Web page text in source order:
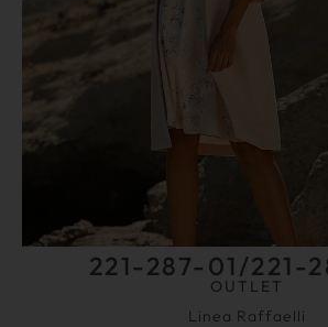
221-287-01/221-
OUTLET
Linea Raffaelli